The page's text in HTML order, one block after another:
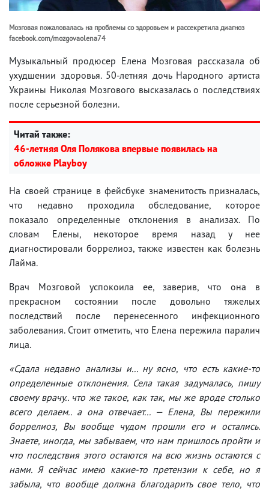
Мозговая пожаловалась на проблемы со здоровьем и рассекретила диагноз
facebook.com/mozgovaolena74
Музыкальный продюсер Елена Мозговая рассказала об
ухудшении здоровья. 50-летняя дочь Народного артиста
Украины Николая Мозгового высказалась о последствиях
после серьезной болезни.
Читай также:
46-летняя Оля Полякова впервые появилась на
обложке Playboy
На своей странице в фейсбуке знаменитость призналась,
что недавно проходила обследование, которое
показало определенные отклонения в анализах. По
словам Елены, некоторое время назад у нее
диагностировали боррелиоз, также известен как болезнь
Лайма.
Врач Мозговой успокоила ее, заверив, что она в
прекрасном состоянии после довольно тяжелых
последствий после перенесенного инфекционного
заболевания. Стоит отметить, что Елена пережила паралич
лица.
«Сдала недавно анализы и... ну ясно, что есть какие-то
определенные отклонения. Села такая задумалась, пишу
своему врачу.. что же такое, как так, мы же вроде столько
всего делаем.. а она отвечает... — Елена, Вы пережили
боррелиоз, Вы вообще чудом прошли его и остались.
Знаете, иногда, мы забываем, что нам пришлось пройти и
что последствия этого остаются на всю жизнь остаются с
нами. Я сейчас имею какие-то претензии к себе, но я
забыла, что вообще должна благодарить свое тело, что